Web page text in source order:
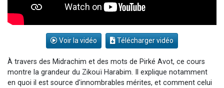
Voir la vidéo Télécharger vidéo
À travers des Midrachim et des mots de Pirké Avot, ce cours
montre la grandeur du Zikouï Harabim. Il explique notamment
en quoi il est source d'innombrables mérites, et comment celui